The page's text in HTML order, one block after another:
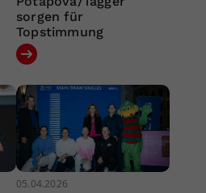
sorgen für
Topstimmung
05.04.2026